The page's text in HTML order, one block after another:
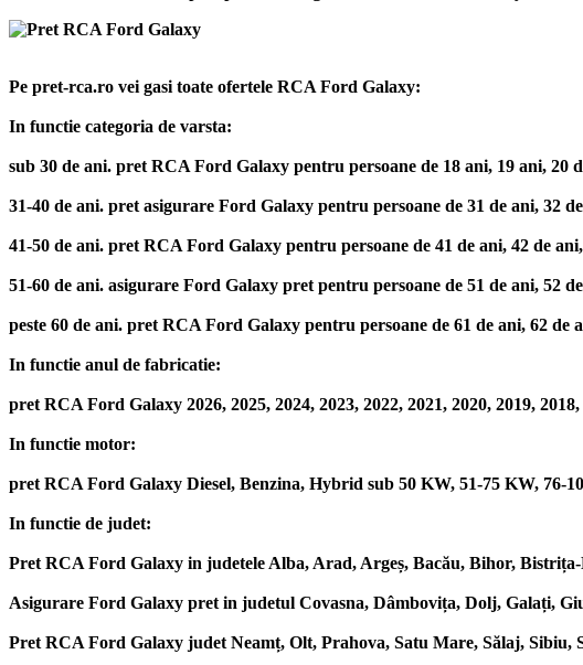
Pe pret-rca.ro vei gasi toate ofertele RCA Ford Galaxy:
In functie categoria de varsta:
sub 30 de ani. pret RCA Ford Galaxy pentru persoane de 18 ani, 19 ani, 20
31-40 de ani. pret asigurare Ford Galaxy pentru persoane de 31 de ani, 32
41-50 de ani. pret RCA Ford Galaxy pentru persoane de 41 de ani, 42 de
51-60 de ani. asigurare Ford Galaxy pret pentru persoane de 51 de ani, 52
peste 60 de ani. pret RCA Ford Galaxy pentru persoane de 61 de ani, 62 de
In functie anul de fabricatie:
pret RCA Ford Galaxy 2026, 2025, 2024, 2023, 2022, 2021, 2020, 2019,
In functie motor:
pret RCA Ford Galaxy Diesel, Benzina, Hybrid sub 50 KW, 51-75 KW, 76-
In functie de judet:
Pret RCA Ford Galaxy in judetele Alba, Arad, Argeș, Bacău, Bihor,
Asigurare Ford Galaxy pret in judetul Covasna, Dâmbovița, Dolj, Galați,
Pret RCA Ford Galaxy judet Neamț, Olt, Prahova, Satu Mare, Sălaj, Sibiu,